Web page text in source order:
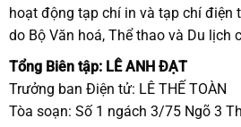
hoạt động tạp chí in và tạp chí điện
do Bộ Văn hoá, Thể thao và Du lịch
Tổng Biên tập: LÊ ANH ĐẠT
Trưởng ban Điện tử: LÊ THẾ TOÀN
Tòa soạn: Số 1 ngách 3/75 Ngõ 3